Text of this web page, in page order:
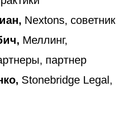
Nextons, советник
Меллинг,
партнер
Stonebridge Legal,